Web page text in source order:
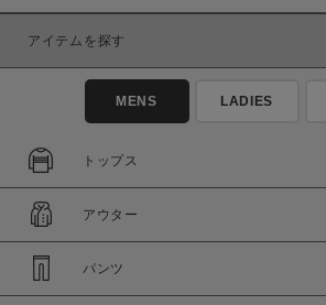
アイテムを探す
MENS LADIES
トップス
アウター
パンツ